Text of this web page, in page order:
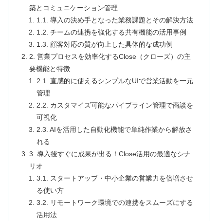
築とコミュニケーション管理
1.1. 導入の決め手となった業務課題とその解決方法
1.2. チームの連携を強化する共有機能の活用事例
1.3. 顧客対応の質が向上した具体的な成功例
2. 営業プロセスを効率化するClose（クローズ）の主
要機能と特徴
2.1. 直感的に使えるシンプルなUIで営業活動を一元
管理
2.2. カスタマイズ可能なパイプライン管理で商談を
可視化
2.3. AIを活用した自動化機能で単純作業から解放さ
れる
3. 導入後すぐに成果が出る！Close活用の最適なシナ
リオ
3.1. スタートアップ・中小企業の営業力を倍増させ
る使い方
3.2. リモートワーク環境での連携をスムーズにする
活用法